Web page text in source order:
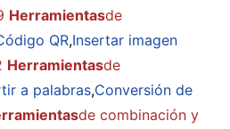
Herramientasde
QR,Insertar imagen
Herramientasde
a palabras,Conversión de
de combinación y